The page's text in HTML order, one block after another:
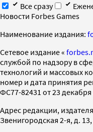
Все сразу
Новости Forbes Games
Наименование издания:
Cетевое издание «
службой по надзору в
технологий и массовых
номер и дата принятия
ФС77-82431 от 23 декабря
Адрес редакции,
Звенигородская 2-я, д.